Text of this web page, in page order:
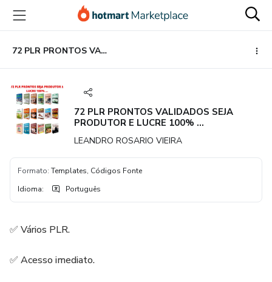
para
conteúdo
principal
para
pagamento
para
rodapé
72 PLR PRONTOS VALIDADOS SEJA PRODUTOR E LUCRE 100% ...
72 PLR PRONTOS VALIDADOS SEJA
PRODUTOR E LUCRE 100% ...
LEANDRO ROSARIO VIEIRA
Formato: Templates, Códigos Fonte
Idioma: Português
✅ Vários PLR.
✅ Acesso imediato.